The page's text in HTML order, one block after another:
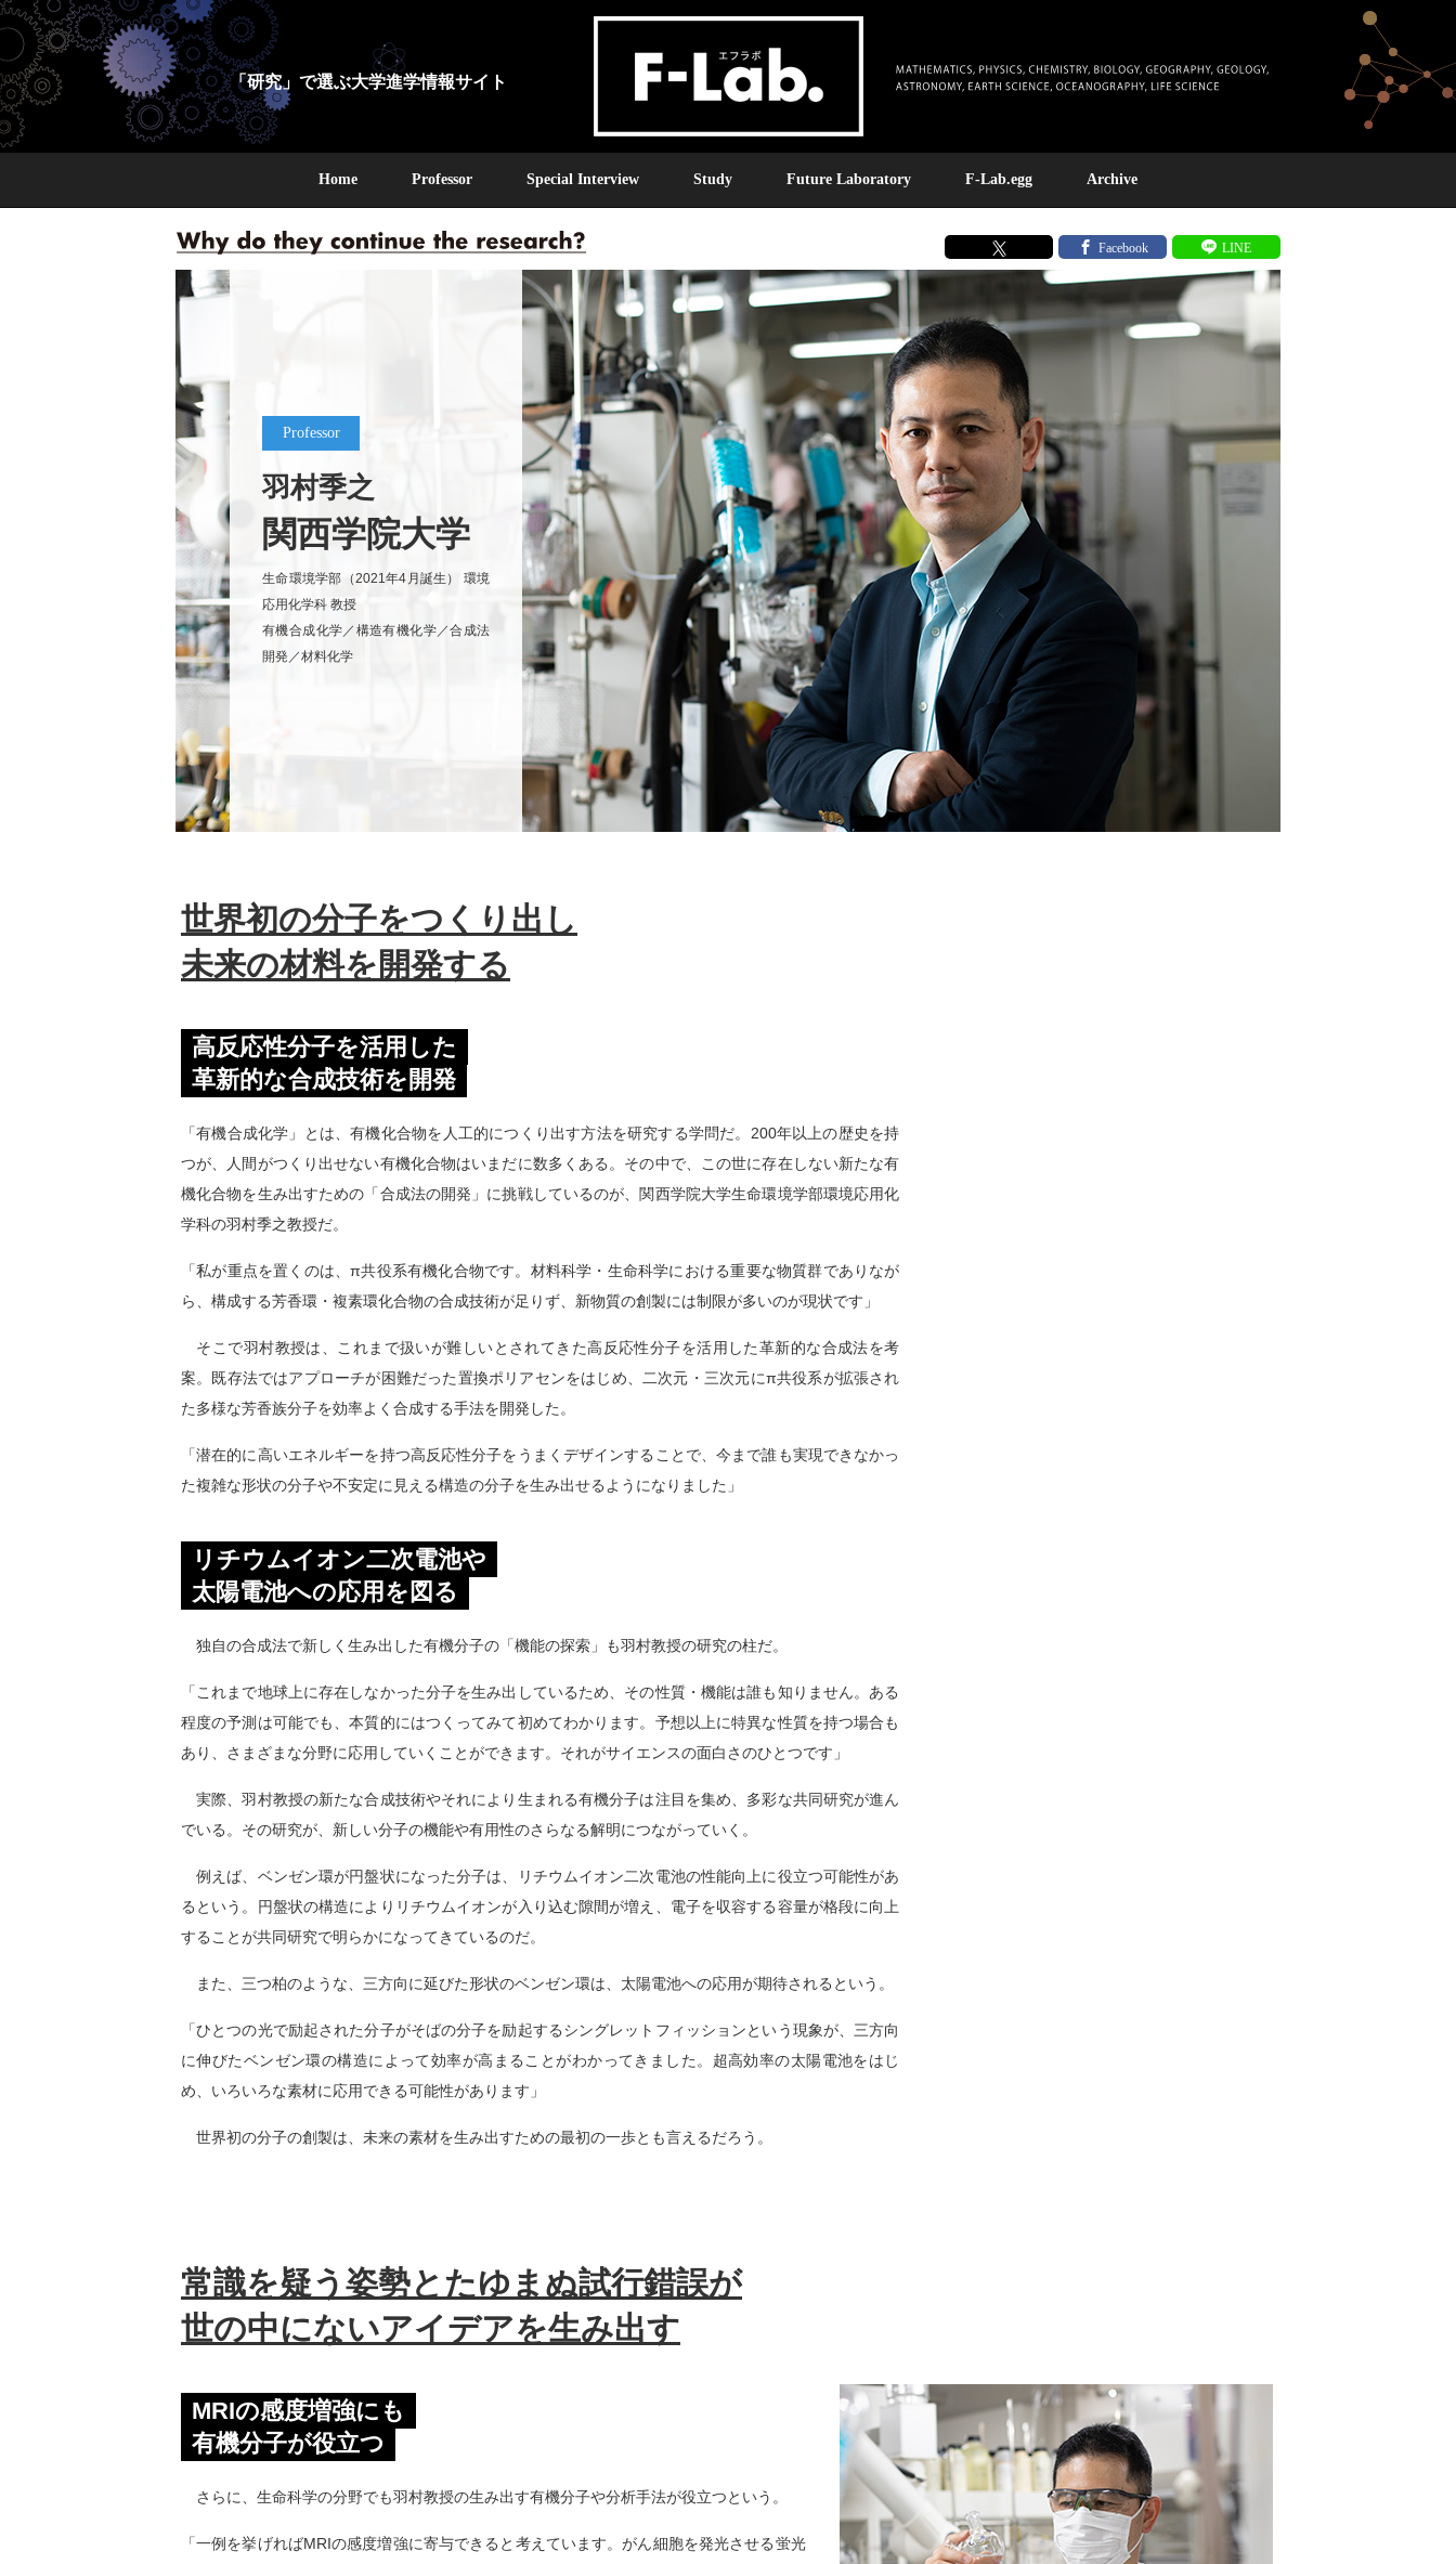
「研究」で選ぶ大学進学情報サイト
Home Professor Special Interview Study Future Laboratory F-Lab.egg Archive
Professor
羽村季之
関西学院大学
生命環境学部（2021年4月誕生） 環境
応用化学科 教授
有機合成化学／構造有機化学／合成法
開発／材料化学
世界初の分子をつくり出し
未来の材料を開発する
高反応性分子を活用した
革新的な合成技術を開発
「有機合成化学」とは、有機化合物を人工的につくり出す方法を研究する学問だ。200年以上の歴史を持
つが、人間がつくり出せない有機化合物はいまだに数多くある。その中で、この世に存在しない新たな有
機化合物を生み出すための「合成法の開発」に挑戦しているのが、関西学院大学生命環境学部環境応用化
学科の羽村季之教授だ。
「私が重点を置くのは、π共役系有機化合物です。材料科学・生命科学における重要な物質群でありなが
ら、構成する芳香環・複素環化合物の合成技術が足りず、新物質の創製には制限が多いのが現状です」
そこで羽村教授は、これまで扱いが難しいとされてきた高反応性分子を活用した革新的な合成法を考
案。既存法ではアプローチが困難だった置換ポリアセンをはじめ、二次元・三次元にπ共役系が拡張され
た多様な芳香族分子を効率よく合成する手法を開発した。
「潜在的に高いエネルギーを持つ高反応性分子をうまくデザインすることで、今まで誰も実現できなかっ
た複雑な形状の分子や不安定に見える構造の分子を生み出せるようになりました」
リチウムイオン二次電池や
太陽電池への応用を図る
独自の合成法で新しく生み出した有機分子の「機能の探索」も羽村教授の研究の柱だ。
「これまで地球上に存在しなかった分子を生み出しているため、その性質・機能は誰も知りません。ある
程度の予測は可能でも、本質的にはつくってみて初めてわかります。予想以上に特異な性質を持つ場合も
あり、さまざまな分野に応用していくことができます。それがサイエンスの面白さのひとつです」
実際、羽村教授の新たな合成技術やそれにより生まれる有機分子は注目を集め、多彩な共同研究が進ん
でいる。その研究が、新しい分子の機能や有用性のさらなる解明につながっていく。
例えば、ベンゼン環が円盤状になった分子は、リチウムイオン二次電池の性能向上に役立つ可能性があ
るという。円盤状の構造によりリチウムイオンが入り込む隙間が増え、電子を収容する容量が格段に向上
することが共同研究で明らかになってきているのだ。
また、三つ柏のような、三方向に延びた形状のベンゼン環は、太陽電池への応用が期待されるという。
「ひとつの光で励起された分子がそばの分子を励起するシングレットフィッションという現象が、三方向
に伸びたベンゼン環の構造によって効率が高まることがわかってきました。超高効率の太陽電池をはじ
め、いろいろな素材に応用できる可能性があります」
世界初の分子の創製は、未来の素材を生み出すための最初の一歩とも言えるだろう。
常識を疑う姿勢とたゆまぬ試行錯誤が
世の中にないアイデアを生み出す
MRIの感度増強にも
有機分子が役立つ
さらに、生命科学の分野でも羽村教授の生み出す有機分子や分析手法が役立つという。
「一例を挙げればMRIの感度増強に寄与できると考えています。がん細胞を発光させる蛍光